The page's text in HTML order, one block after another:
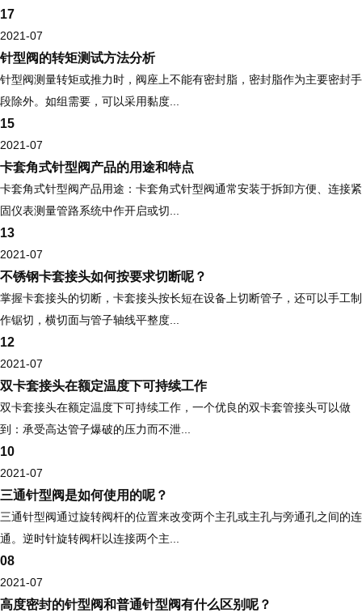
17
2021-07
针型阀的转矩测试方法分析
针型阀测量转矩或推力时，阀座上不能有密封脂，密封脂作为主要密封手
段除外。如组需要，可以采用黏度...
15
2021-07
卡套角式针型阀产品的用途和特点
卡套角式针型阀产品用途：卡套角式针型阀通常安装于拆卸方便、连接紧
固仪表测量管路系统中作开启或切...
13
2021-07
不锈钢卡套接头如何按要求切断呢？
掌握卡套接头的切断，卡套接头按长短在设备上切断管子，还可以手工制
作锯切，横切面与管子轴线平整度...
12
2021-07
双卡套接头在额定温度下可持续工作
双卡套接头在额定温度下可持续工作，一个优良的双卡套管接头可以做
到：承受高达管子爆破的压力而不泄...
10
2021-07
三通针型阀是如何使用的呢？
三通针型阀通过旋转阀杆的位置来改变两个主孔或主孔与旁通孔之间的连
通。逆时针旋转阀杆以连接两个主...
08
2021-07
高度密封的针型阀和普通针型阀有什么区别呢？